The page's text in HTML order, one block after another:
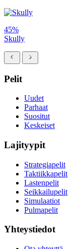
45%
Skully
Pelit
Uudet
Parhaat
Suositut
Keskeiset
Lajityypit
Strategiapelit
Taktiikkapelit
Lastenpelit
Seikkailupelit
Simulaatiot
Pulmapelit
Yhteystiedot